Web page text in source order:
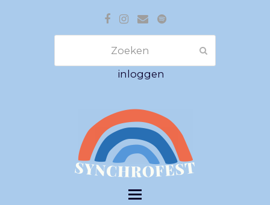
Facebook
Instagram
E-
mail
Spotify
inloggen